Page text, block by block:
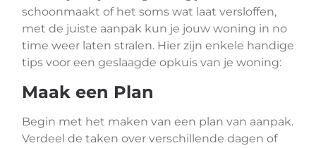
schoonmaakt of het soms wat laat versloffen,
met de juiste aanpak kun je jouw woning in no
time weer laten stralen. Hier zijn enkele handige
tips voor een geslaagde opkuis van je woning:
Maak een Plan
Begin met het maken van een plan van aanpak.
Verdeel de taken over verschillende dagen of